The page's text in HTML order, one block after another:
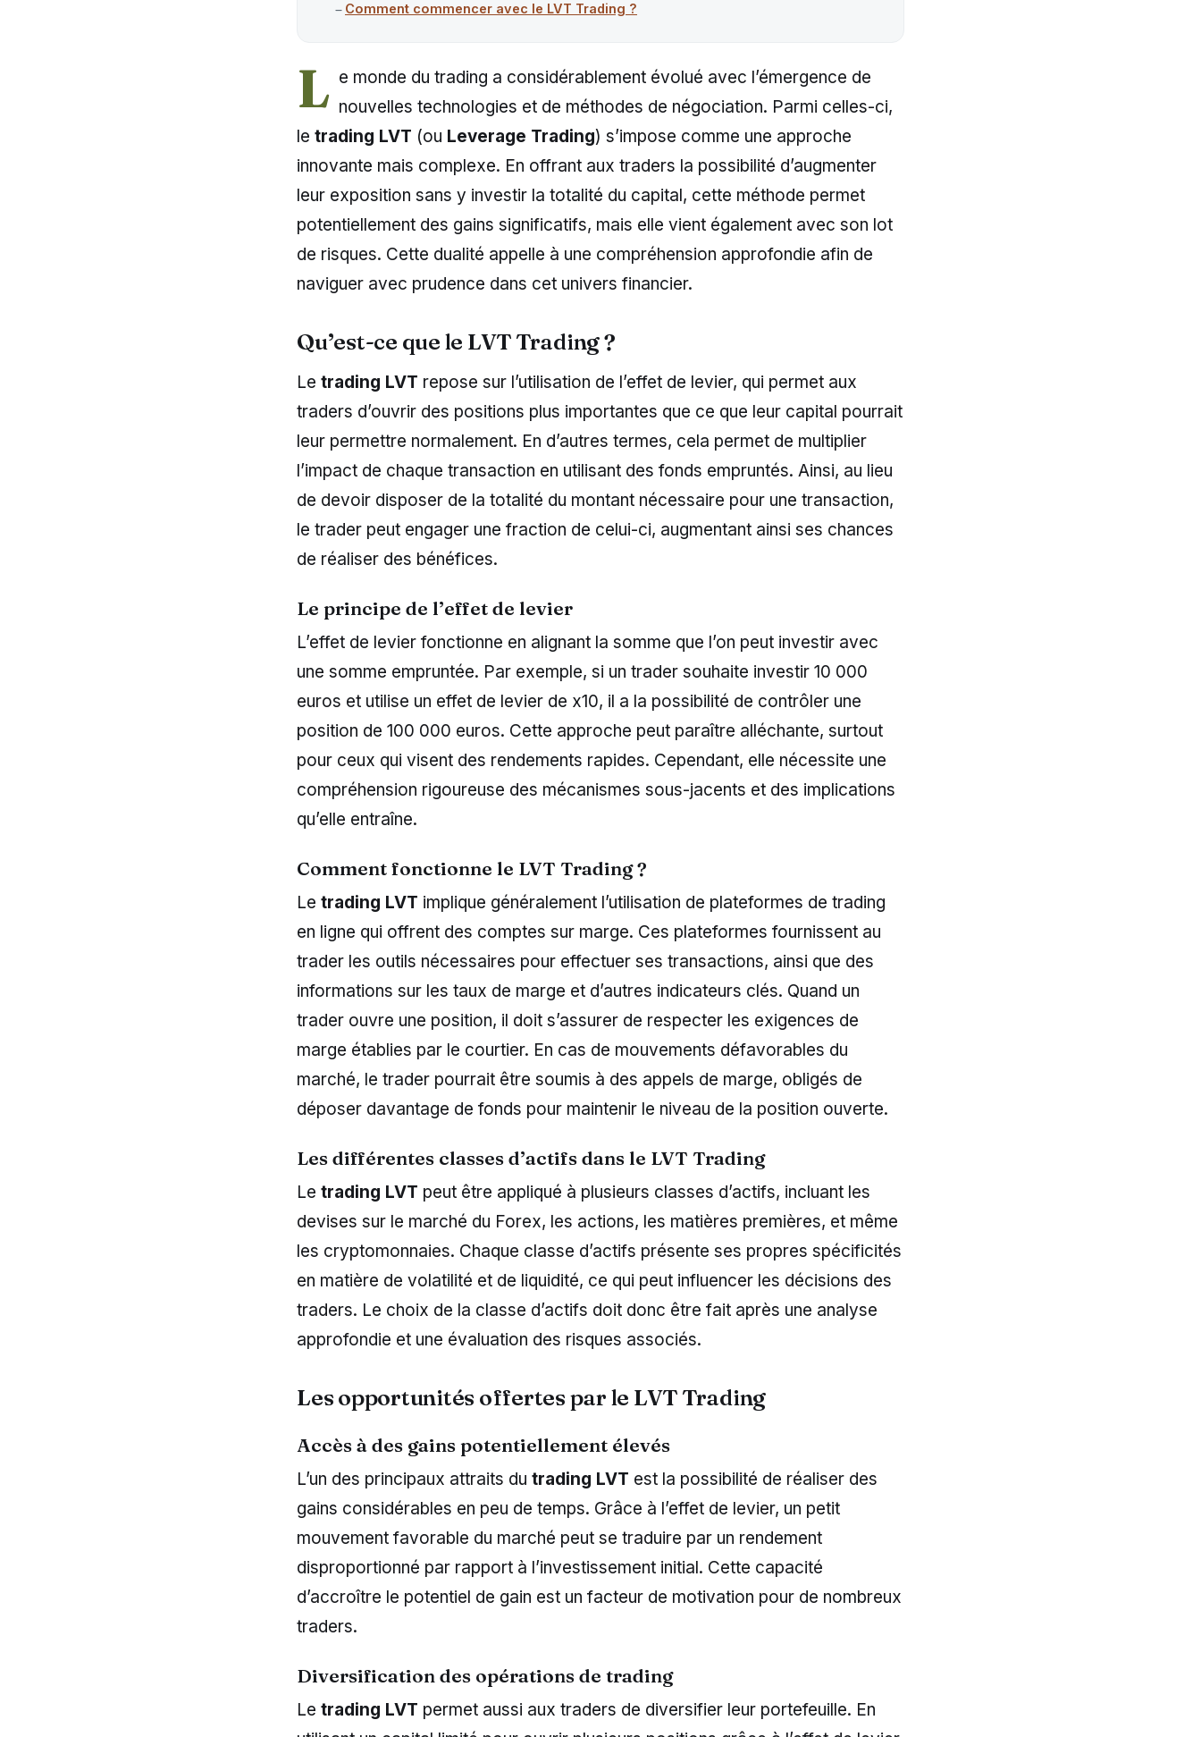
Comment commencer avec le LVT Trading ?
L e monde du trading a considérablement évolué avec l’émergence de
nouvelles technologies et de méthodes de négociation. Parmi celles-ci,
le trading LVT (ou Leverage Trading) s’impose comme une approche
innovante mais complexe. En offrant aux traders la possibilité d’augmenter
leur exposition sans y investir la totalité du capital, cette méthode permet
potentiellement des gains significatifs, mais elle vient également avec son lot
de risques. Cette dualité appelle à une compréhension approfondie afin de
naviguer avec prudence dans cet univers financier.
Qu’est-ce que le LVT Trading ?
Le trading LVT repose sur l’utilisation de l’effet de levier, qui permet aux
traders d’ouvrir des positions plus importantes que ce que leur capital pourrait
leur permettre normalement. En d’autres termes, cela permet de multiplier
l’impact de chaque transaction en utilisant des fonds empruntés. Ainsi, au lieu
de devoir disposer de la totalité du montant nécessaire pour une transaction,
le trader peut engager une fraction de celui-ci, augmentant ainsi ses chances
de réaliser des bénéfices.
Le principe de l’effet de levier
L’effet de levier fonctionne en alignant la somme que l’on peut investir avec
une somme empruntée. Par exemple, si un trader souhaite investir 10 000
euros et utilise un effet de levier de x10, il a la possibilité de contrôler une
position de 100 000 euros. Cette approche peut paraître alléchante, surtout
pour ceux qui visent des rendements rapides. Cependant, elle nécessite une
compréhension rigoureuse des mécanismes sous-jacents et des implications
qu’elle entraîne.
Comment fonctionne le LVT Trading ?
Le trading LVT implique généralement l’utilisation de plateformes de trading
en ligne qui offrent des comptes sur marge. Ces plateformes fournissent au
trader les outils nécessaires pour effectuer ses transactions, ainsi que des
informations sur les taux de marge et d’autres indicateurs clés. Quand un
trader ouvre une position, il doit s’assurer de respecter les exigences de
marge établies par le courtier. En cas de mouvements défavorables du
marché, le trader pourrait être soumis à des appels de marge, obligés de
déposer davantage de fonds pour maintenir le niveau de la position ouverte.
Les différentes classes d’actifs dans le LVT Trading
Le trading LVT peut être appliqué à plusieurs classes d’actifs, incluant les
devises sur le marché du Forex, les actions, les matières premières, et même
les cryptomonnaies. Chaque classe d’actifs présente ses propres spécificités
en matière de volatilité et de liquidité, ce qui peut influencer les décisions des
traders. Le choix de la classe d’actifs doit donc être fait après une analyse
approfondie et une évaluation des risques associés.
Les opportunités offertes par le LVT Trading
Accès à des gains potentiellement élevés
L’un des principaux attraits du trading LVT est la possibilité de réaliser des
gains considérables en peu de temps. Grâce à l’effet de levier, un petit
mouvement favorable du marché peut se traduire par un rendement
disproportionné par rapport à l’investissement initial. Cette capacité
d’accroître le potentiel de gain est un facteur de motivation pour de nombreux
traders.
Diversification des opérations de trading
Le trading LVT permet aussi aux traders de diversifier leur portefeuille. En